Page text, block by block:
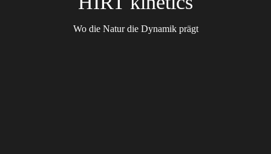
Wo die Natur die Dynamik prägt